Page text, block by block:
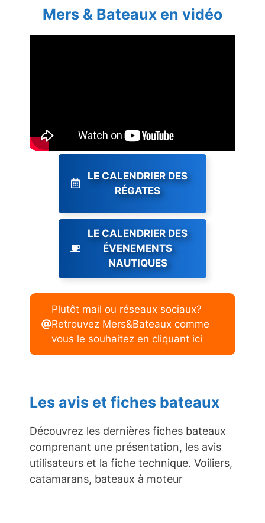
Mers & Bateaux en vidéo
LE CALENDRIER DES
RÉGATES
LE CALENDRIER DES
ÉVENEMENTS
NAUTIQUES
Plutôt mail ou réseaux sociaux?
Retrouvez Mers&Bateaux comme
vous le souhaitez en cliquant ici
Les avis et fiches bateaux
Découvrez les dernières fiches bateaux
comprenant une présentation, les avis
utilisateurs et la fiche technique. Voiliers,
catamarans, bateaux à moteur